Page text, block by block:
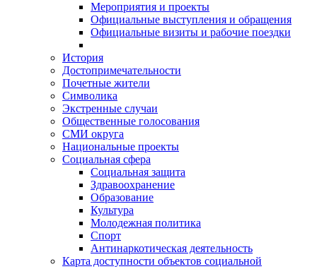
Мероприятия и проекты
Официальные выступления и обращения
Официальные визиты и рабочие поездки
История
Достопримечательности
Почетные жители
Символика
Экстренные случаи
Общественные голосования
СМИ округа
Национальные проекты
Социальная сфера
Социальная защита
Здравоохранение
Образование
Культура
Молодежная политика
Спорт
Антинаркотическая деятельность
Карта доступности объектов социальной